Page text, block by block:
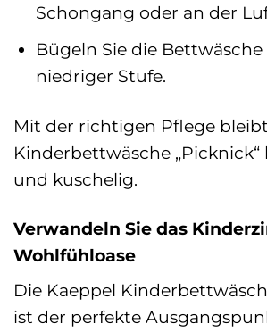
Schongang oder an der
Bügeln Sie die
niedriger Stufe.
Mit der richtigen Pflege
Kinderbettwäsche „Picknick“
und kuschelig.
Verwandeln Sie das
Wohlfühloase
Die Kaeppel
ist der perfekte